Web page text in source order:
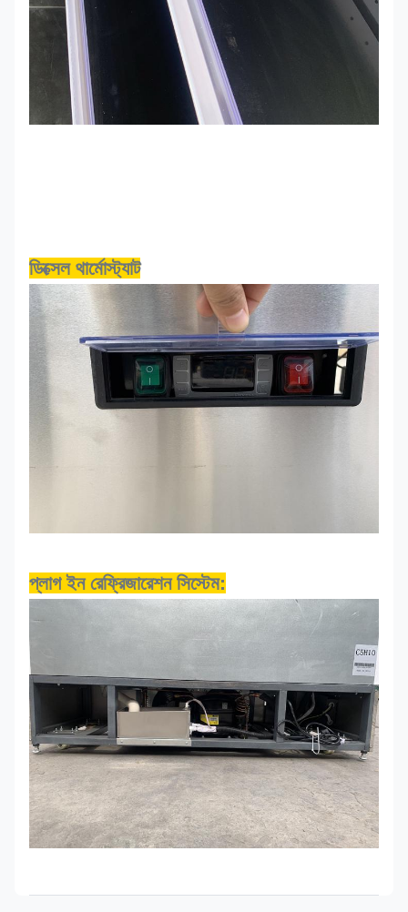
ডিক্সেল থার্মোস্ট্যাট
প্লাগ ইন রেফ্রিজারেশন সিস্টেম: